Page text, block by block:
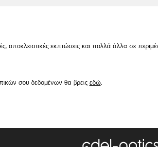
εκπτώσεις και πολλά άλλα σε
σου δεδομένων θα βρεις εδώ.